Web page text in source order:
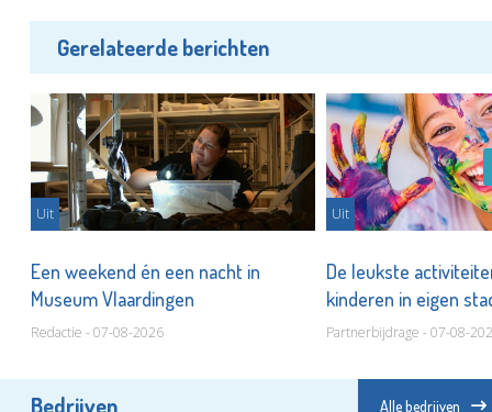
Gerelateerde berichten
Uit
Een weekend én een nacht in
Museum Vlaardingen
Redactie - 07-08-2026
Uit
De leukste
kinderen in eigen
Partnerbijdrage - 07-08-
Bedrijven Alle bedrijven